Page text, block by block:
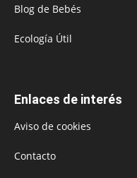
Blog de Bebés
Ecología Útil
Enlaces de interés
Aviso de cookies
Contacto